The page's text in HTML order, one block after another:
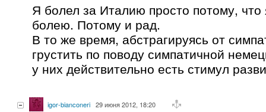
Я болел за Италию просто потому, что
болею. Потому и рад.
В то же время, абстрагируясь от
грустить по поводу симпатичной
у них действительно есть стимул
igor-bianconeri 29 июня 2012, 18:20